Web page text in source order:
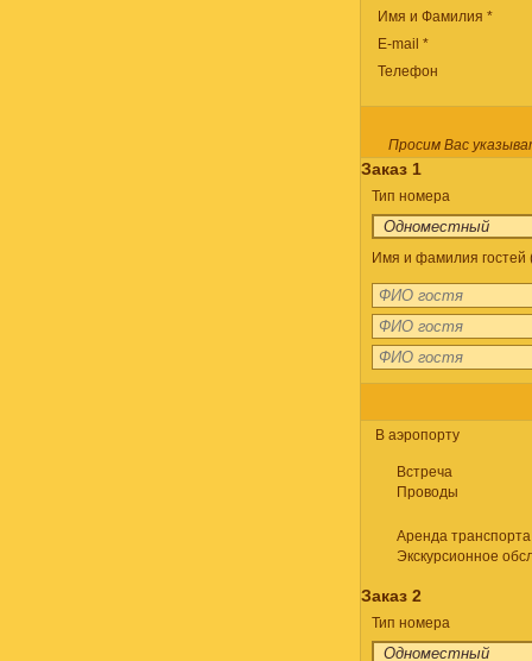
Имя и Фамилия *
E-mail *
Телефон
Просим Вас
Заказ 1
Тип номера
Имя и фамилия гостей
В аэропорту
Встреча
Проводы
Аренда транспорта
Экскурсионное
Заказ 2
Тип номера